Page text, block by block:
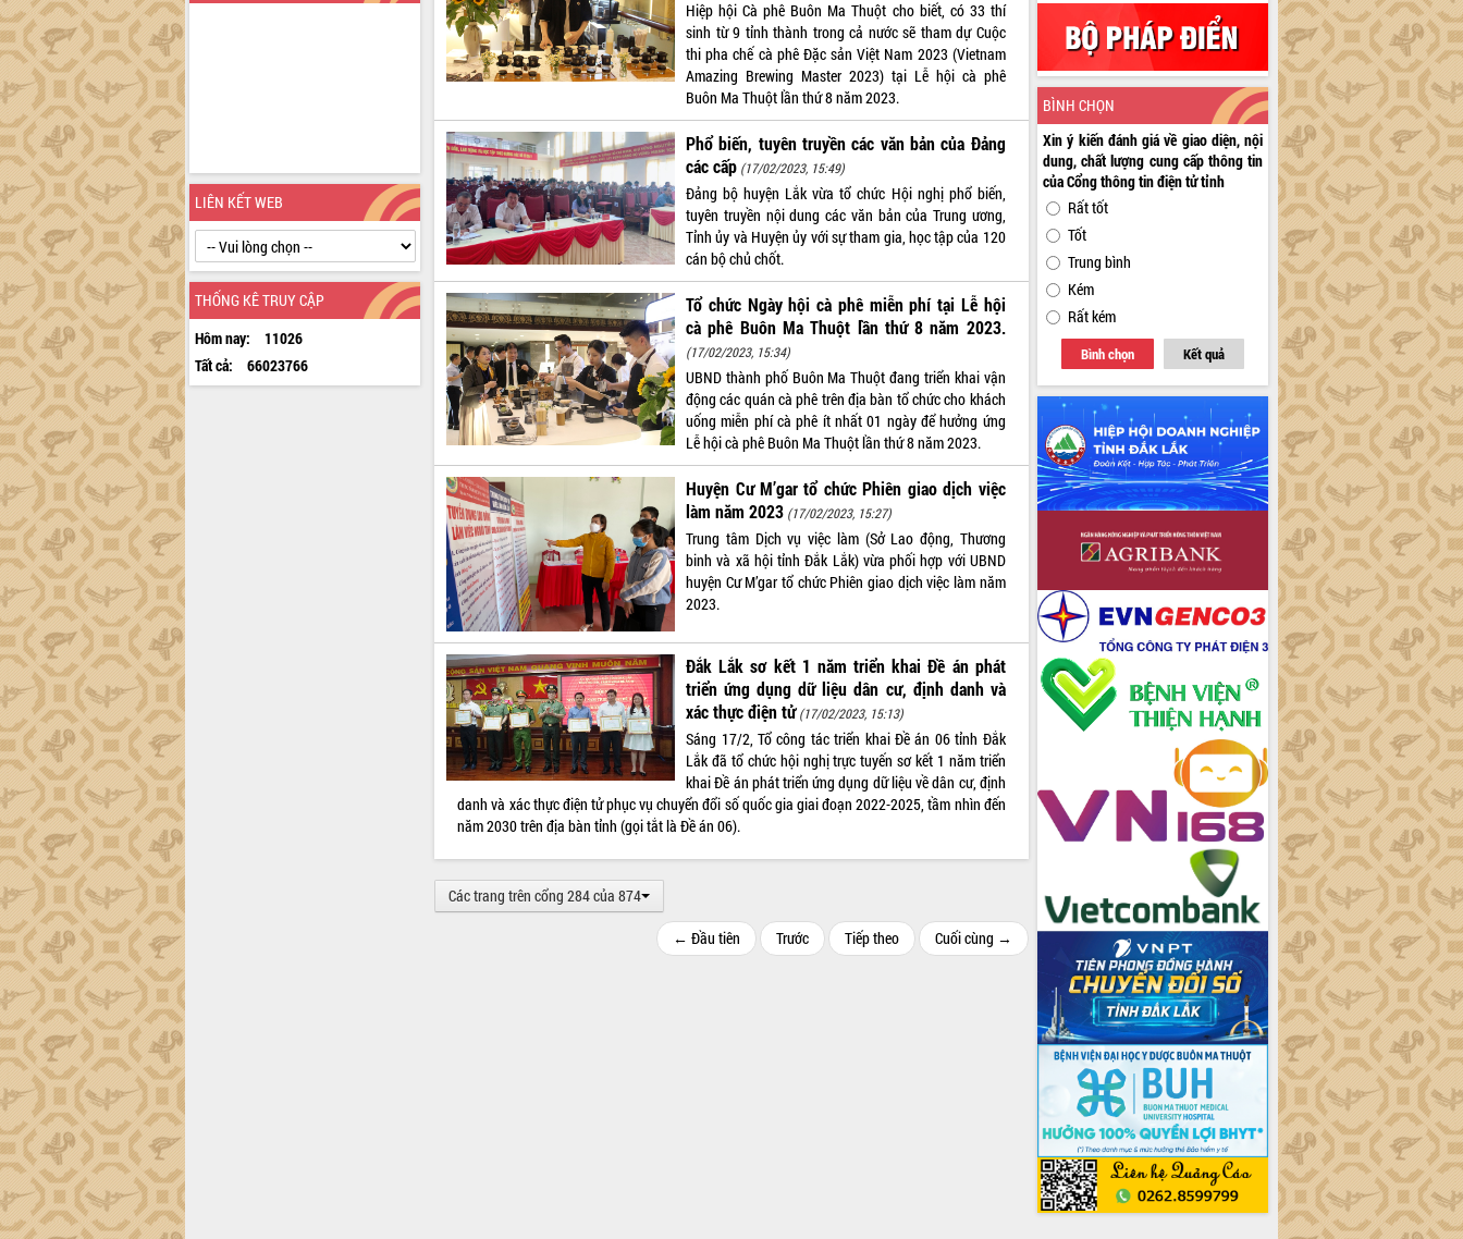
LIÊN KẾT WEB
THỐNG KÊ TRUY CẬP
Hôm nay:
11026
Tất cả:
66023766
Hiệp hội Cà phê Buôn Ma Thuột cho biết, có 33 thí
sinh từ 9 tỉnh thành trong cả nước sẽ tham dự Cuộc
thi pha chế cà phê Đặc sản Việt Nam 2023 (Vietnam
Amazing Brewing Master 2023) tại Lễ hội cà phê
Buôn Ma Thuột lần thứ 8 năm 2023.
Phổ biến, tuyên truyền các văn bản của Đảng
các cấp (17/02/2023, 15:49)
Đảng bộ huyện Lắk vừa tổ chức Hội nghị phổ biến,
tuyên truyền nội dung các văn bản của Trung ương,
Tỉnh ủy và Huyện ủy với sự tham gia, học tập của 120
cán bộ chủ chốt.
Tổ chức Ngày hội cà phê miễn phí tại Lễ hội
cà phê Buôn Ma Thuột lần thứ 8 năm 2023.
(17/02/2023, 15:34)
UBND thành phố Buôn Ma Thuột đang triển khai vận
động các quán cà phê trên địa bàn tổ chức cho khách
uống miễn phí cà phê ít nhất 01 ngày để hưởng ứng
Lễ hội cà phê Buôn Ma Thuột lần thứ 8 năm 2023.
Huyện Cư M’gar tổ chức Phiên giao dịch việc
làm năm 2023 (17/02/2023, 15:27)
Trung tâm Dịch vụ việc làm (Sở Lao động, Thương
binh và xã hội tỉnh Đắk Lắk) vừa phối hợp với UBND
huyện Cư M’gar tổ chức Phiên giao dịch việc làm năm
2023.
Đắk Lắk sơ kết 1 năm triển khai Đề án phát
triển ứng dụng dữ liệu dân cư, định danh và
xác thực điện tử (17/02/2023, 15:13)
Sáng 17/2, Tổ công tác triển khai Đề án 06 tỉnh Đắk
Lắk đã tổ chức hội nghị trực tuyến sơ kết 1 năm triển
khai Đề án phát triển ứng dụng dữ liệu về dân cư, định
danh và xác thực điện tử phục vụ chuyển đổi số quốc gia giai đoạn 2022-2025, tầm nhìn đến
năm 2030 trên địa bàn tỉnh (gọi tắt là Đề án 06).
Các trang trên cổng 284 của 874
← Đầu tiên Trước Tiếp theo Cuối cùng →
BÌNH CHỌN
Xin ý kiến đánh giá về giao diện, nội
dung, chất lượng cung cấp thông tin
của Cổng thông tin điện tử tỉnh
Rất tốt
Tốt
Trung bình
Kém
Rất kém
Bình chọn Kết quả